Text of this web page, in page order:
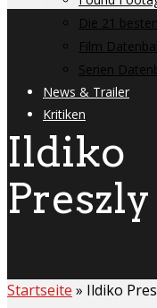
Die 21
Film
Serien
News & Trailer
Kritiken
Ildiko
Preszly
Startseite » Ildiko